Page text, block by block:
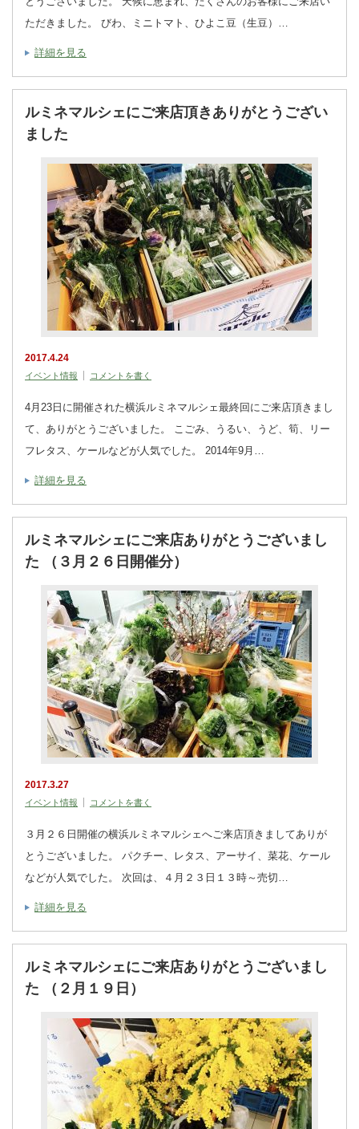
ただきました。 びわ、ミニトマト、ひよこ豆（生豆）…
詳細を見る
ルミネマルシェにご来店頂きありがとうござい
ました
2017.4.24
イベント情報 コメントを書く
4月23日に開催された横浜ルミネマルシェ最終回にご来店頂きまし
て、ありがとうございました。 こごみ、うるい、うど、筍、リー
フレタス、ケールなどが人気でした。 2014年9月…
詳細を見る
ルミネマルシェにご来店ありがとうございまし
た （３月２６日開催分）
2017.3.27
イベント情報 コメントを書く
３月２６日開催の横浜ルミネマルシェへご来店頂きましてありが
とうございました。 パクチー、レタス、アーサイ、菜花、ケール
などが人気でした。 次回は、４月２３日１３時～売切…
詳細を見る
ルミネマルシェにご来店ありがとうございまし
た （２月１９日）